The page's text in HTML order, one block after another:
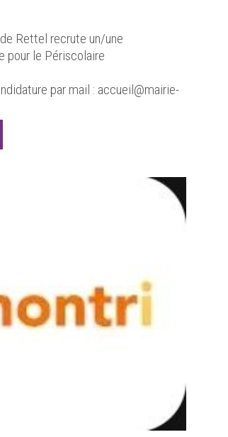
Rettel recrute un/une
pour le Périscolaire
par mail : accueil@mairie-